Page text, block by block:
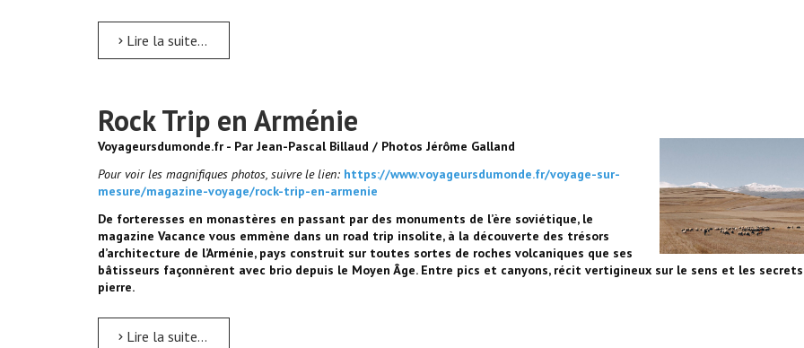
Lire la suite...
Rock Trip en Arménie
Voyageursdumonde.fr - Par Jean-Pascal Billaud / Photos Jérôme Galland
Pour voir les magnifiques photos, suivre le lien: https://www.voyageursdumonde.fr/voyage-sur-
mesure/magazine-voyage/rock-trip-en-armenie
De forteresses en monastères en passant par des monuments de l’ère soviétique, le
magazine Vacance vous emmène dans un road trip insolite, à la découverte des trésors
d’architecture de l’Arménie, pays construit sur toutes sortes de roches volcaniques que ses
bâtisseurs façonnèrent avec brio depuis le Moyen Âge. Entre pics et canyons, récit vertigineux sur le sens et les
pierre.
Lire la suite...